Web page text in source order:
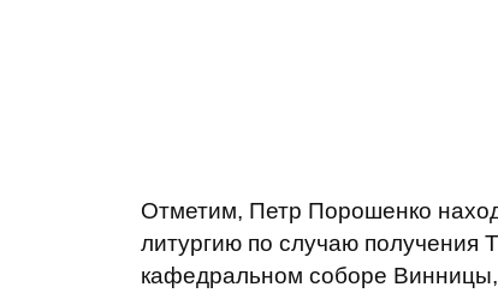
Отметим, Петр Порошенко
литургию по случаю
кафедральном соборе